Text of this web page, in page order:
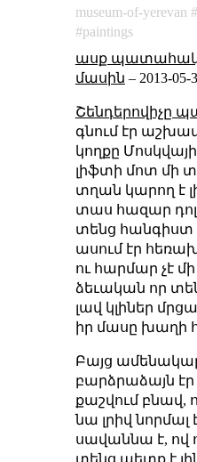
museum-of-yerevan
paintings
ասք
մասին – 2013-05-
Շենդերովիչը
գնում էր
կողքը
լիֆտի մոտ մի
տղան կարող է
տաս հազար
տենց հանգիստ
ասում էր
ու հարմար չէ
ձեւական որ
լավ կլիներ
իր մասը խաղի
Բայց
բարձրաձայն էր
քաշվում բնավ,
նա լրիվ նորմալ
սավաննա է, ով
տենց պետք է